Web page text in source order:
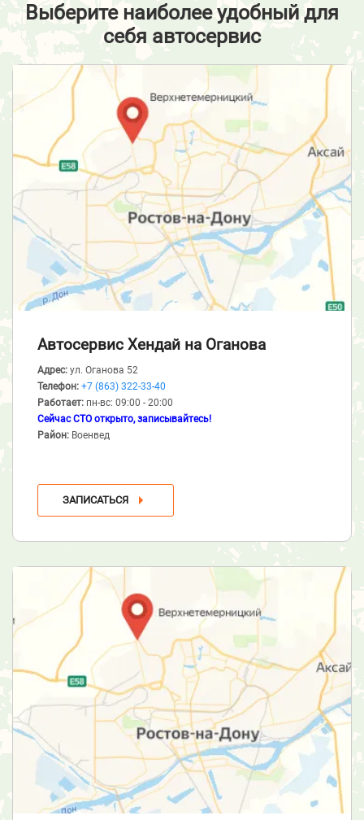
Выберите наиболее удобный для
себя автосервис
Автосервис Хендай на Оганова
Адрес: ул. Оганова 52
Телефон: +7 (863) 322-33-40
Работает: пн-вс: 09:00 - 20:00
Сейчас СТО открыто, записывайтесь!
Район: Военвед
ЗАПИСАТЬСЯ